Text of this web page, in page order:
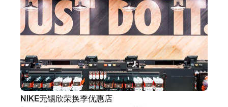
NIKE无锡欣荣换季优惠店